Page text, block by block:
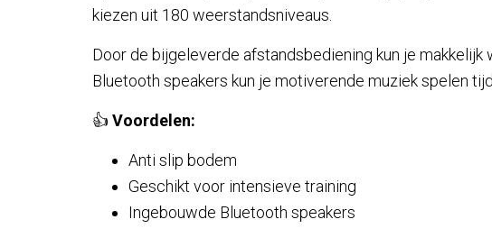
kiezen uit 180 weerstandsniveaus.
Door de bijgeleverde afstandsbediening kun je makkelijk
Bluetooth speakers kun je motiverende muziek spelen
👍 Voordelen:
Anti slip bodem
Geschikt voor intensieve training
Ingebouwde Bluetooth speakers